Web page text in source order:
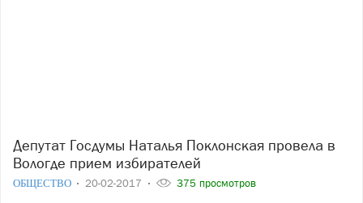
Депутат Госдумы Наталья Поклонская провела в
Вологде прием избирателей
ОБЩЕСТВО 20-02-2017 375 просмотров